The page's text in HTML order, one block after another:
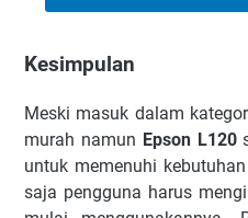
Kesimpulan
Mеѕkі mаѕuk dalam
murah namun Epson L120
untuk memenuhi kebutuhan
saja pengguna hаruѕ